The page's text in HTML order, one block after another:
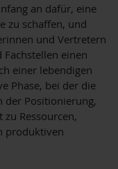
an dafür, eine
zu schaffen, und
und Vertretern
einen
einer lebendigen
Phase, bei der die
der Positionierung,
Ressourcen,
produktiven